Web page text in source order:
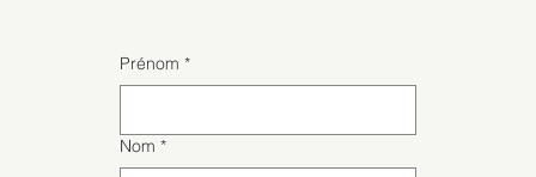
Prénom *
Nom *